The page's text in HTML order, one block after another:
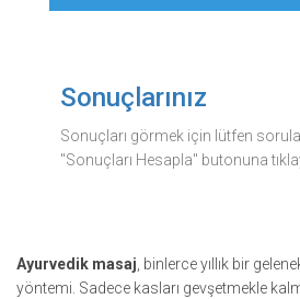
Sonuçlarınız
Sonuçları görmek için lütfen
"Sonuçları Hesapla" butonuna
Ayurvedik masaj , binlerce yıllık bir
yöntemi. Sadece kasları gevşetmekle